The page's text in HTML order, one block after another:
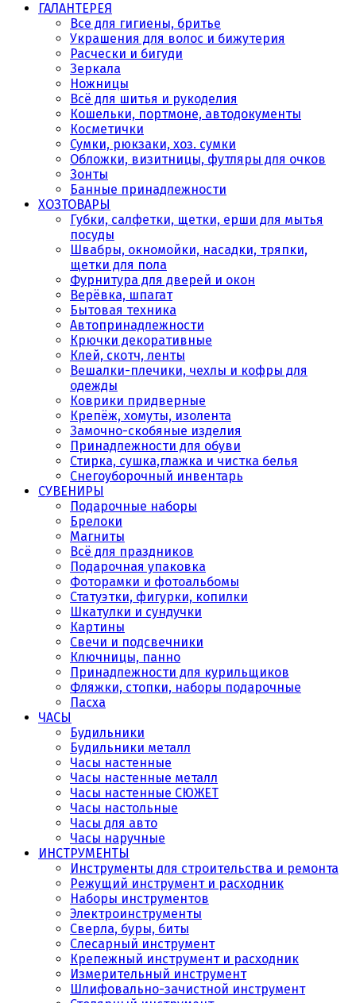
ГАЛАНТЕРЕЯ
Все для гигиены, бритье
Украшения для волос и бижутерия
Расчески и бигуди
Зеркала
Ножницы
Всё для шитья и рукоделия
Кошельки, портмоне, автодокументы
Косметички
Сумки, рюкзаки, хоз. сумки
Обложки, визитницы, футляры для очков
Зонты
Банные принадлежности
ХОЗТОВАРЫ
Губки, салфетки, щетки, ерши для мытья
посуды
Швабры, окномойки, насадки, тряпки,
щетки для пола
Фурнитура для дверей и окон
Верёвка, шпагат
Бытовая техника
Автопринадлежности
Крючки декоративные
Клей, скотч, ленты
Вешалки-плечики, чехлы и кофры для
одежды
Коврики придверные
Крепёж, хомуты, изолента
Замочно-скобяные изделия
Принадлежности для обуви
Стирка, сушка,глажка и чистка белья
Снегоуборочный инвентарь
СУВЕНИРЫ
Подарочные наборы
Брелоки
Магниты
Всё для праздников
Подарочная упаковка
Фоторамки и фотоальбомы
Статуэтки, фигурки, копилки
Шкатулки и сундучки
Картины
Свечи и подсвечники
Ключницы, панно
Принадлежности для курильщиков
Фляжки, стопки, наборы подарочные
Пасха
ЧАСЫ
Будильники
Будильники металл
Часы настенные
Часы настенные металл
Часы настенные СЮЖЕТ
Часы настольные
Часы для авто
Часы наручные
ИНСТРУМЕНТЫ
Инструменты для строительства и ремонта
Режущий инструмент и расходник
Наборы инструментов
Электроинструменты
Сверла, буры, биты
Слесарный инструмент
Крепежный инструмент и расходник
Измерительный инструмент
Шлифовально-зачистной инструмент